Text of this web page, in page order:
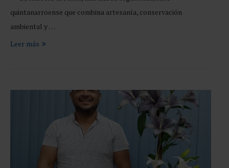
quintanarroense que combina artesanía, conservación
ambiental y …
Leer más